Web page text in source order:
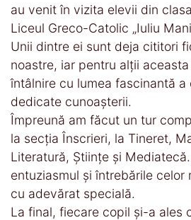
au venit în vizita elevii din
Liceul Greco-Catolic „Iuliu
Unii dintre ei sunt deja cititori
noastre, iar pentru alții
întâlnire cu lumea fascinantă
dedicate cunoașterii.
Împreună am făcut un tur
la secția Înscrieri, la Tineret,
Literatură, Științe și
entuziasmul și întrebările celor
cu adevărat specială.
La final, fiecare copil și-a ales